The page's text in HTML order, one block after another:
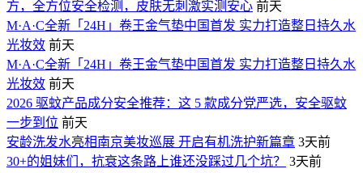
方，全方位安全检测，皮肤无刺激实测安心 前天
M·A·C全新「24H」卷王金气垫中国首发 实力打造整日持久水
光妆效 前天
M·A·C全新「24H」卷王金气垫中国首发 实力打造整日持久水
光妆效 前天
2026 驱蚊产品成分安全推荐：这 5 款成分党严选，安全驱蚊
一步到位 前天
安龄洗发水亮相南京美妆巡展 开启有机洗护新篇章 3天前
30+的姐妹们，抗衰这条路上谁还没踩过几个坑？
3天前